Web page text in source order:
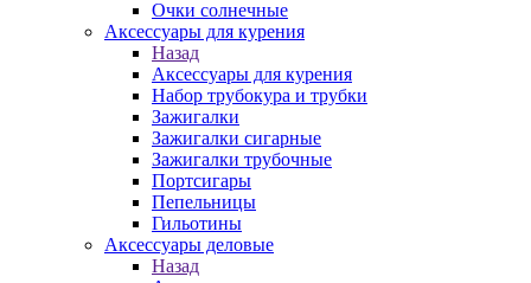
Очки солнечные
Аксессуары для курения
Назад
Аксессуары для курения
Набор трубокура и трубки
Зажигалки
Зажигалки сигарные
Зажигалки трубочные
Портсигары
Пепельницы
Гильотины
Аксессуары деловые
Назад